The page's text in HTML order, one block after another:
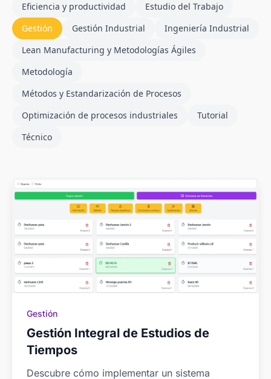
Eficiencia y productividad
Estudio del Trabajo
Gestión
Gestión Industrial
Ingeniería Industrial
Lean Manufacturing y Metodologías Ágiles
Metodología
Métodos y Estandarización de Procesos
Optimización de procesos industriales
Tutorial
Técnico
Gestión
Gestión Integral de Estudios de
Tiempos
Descubre cómo implementar un sistema